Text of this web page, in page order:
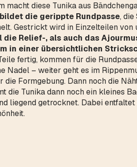
macht diese Tunika aus
die gerippte Rundpasse, die
Gestrickt wird in Einzelteilen von
die Relief-, als auch das
in einer übersichtlichen
fertig, kommen für die
Nadel – weiter geht es im
Formgebung. Dann noch die
die Tunika dann noch ein kleines
liegend getrocknet. Dabei entfaltet